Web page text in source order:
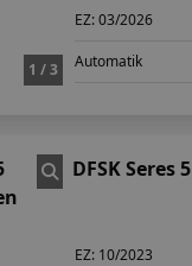
1 / 3
EZ:03/2026
Automatik
DFSK Seres 5
EZ: 10/2023